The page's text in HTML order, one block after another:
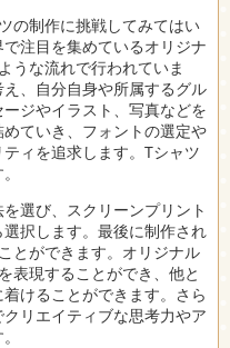
の制作に挑戦してみてはい
注目を集めているオリジナ
うな流れで行われていま
、自分自身や所属するグル
ジやイラスト、写真などを
ていき、フォントの選定や
ィを追求します。Tシャツ
選び、スクリーンプリント
択します。最後に制作され
とができます。オリジナル
表現することができ、他と
けることができます。さら
リエイティブな思考力やア